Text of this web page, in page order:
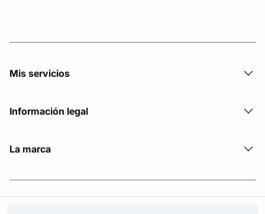
Mis servicios
Información legal
La marca